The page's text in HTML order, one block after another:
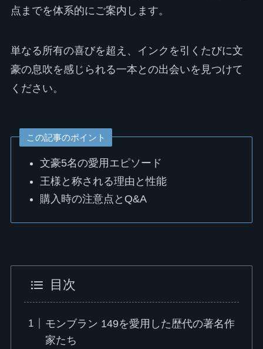
点までを体系的にご案内します。
単なる所有の喜びを超え、インクを引くたびに文
豪の息吹を感じられる一本との出会いを見つけて
ください。
この記事のポイント
文豪5名の愛用エピソード
王様と称される理由と性能
購入時の注意点とQ&A
目次
モンブラン 149を愛用した歴代の著名作
家たち